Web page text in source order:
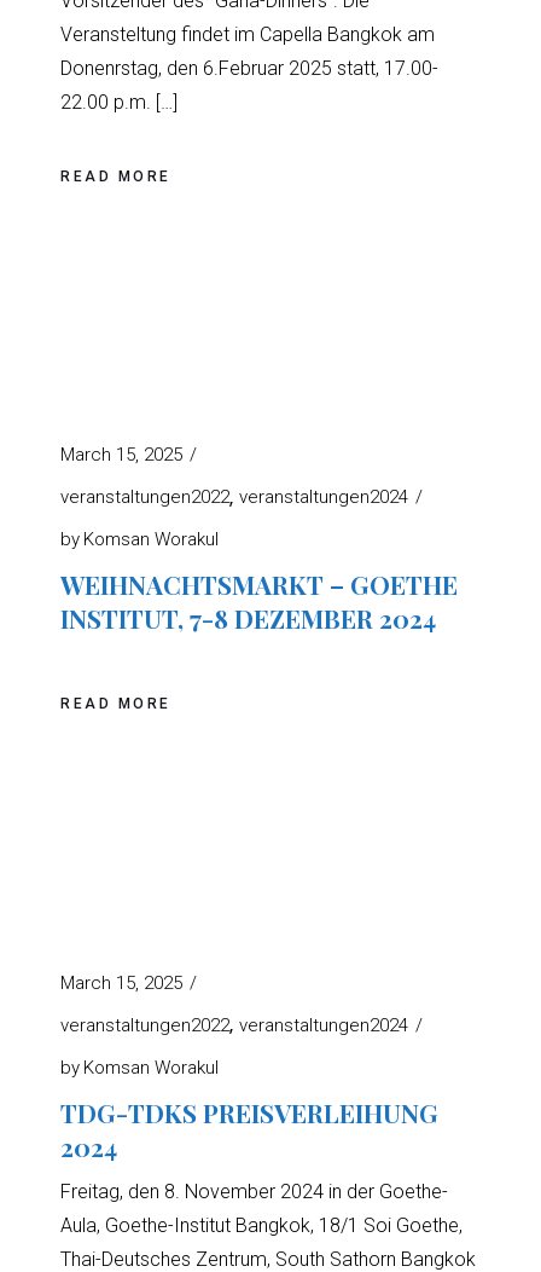
Veransteltung findet im Capella Bangkok am
Donenrstag, den 6.Februar 2025 statt, 17.00-
22.00 p.m. […]
READ MORE
March 15, 2025
veranstaltungen2022 veranstaltungen2024
by Komsan Worakul
WEIHNACHTSMARKT – GOETHE
INSTITUT, 7-8 DEZEMBER 2024
READ MORE
March 15, 2025
veranstaltungen2022 veranstaltungen2024
by Komsan Worakul
TDG-TDKS PREISVERLEIHUNG
2024
Freitag, den 8. November 2024 in der Goethe-
Aula, Goethe-Institut Bangkok, 18/1 Soi Goethe,
Thai-Deutsches Zentrum, South Sathorn Bangkok